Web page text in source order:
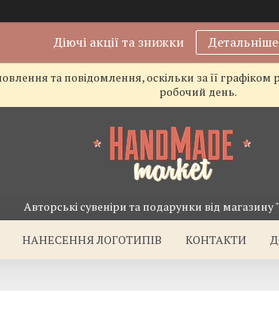
Діючі акції та знижки Детальніше
та повідомлення, оскільки за її
робочий день.
Авторські сувеніри та подарунки від магазину
НАНЕСЕННЯ ЛОГОТИПІВ КОНТАКТИ